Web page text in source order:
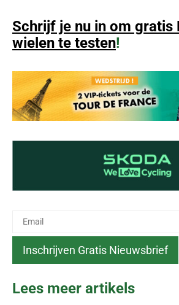
Schrijf je nu in om gratis
wielen te testen!
Lees meer artikels